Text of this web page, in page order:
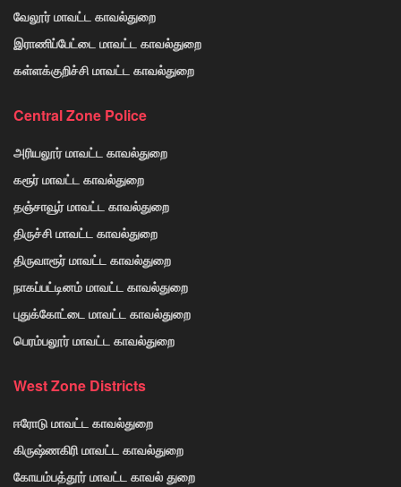
வேலூர் மாவட்ட காவல்துறை
இராணிப்பேட்டை மாவட்ட காவல்துறை
கள்ளக்குறிச்சி மாவட்ட காவல்துறை
Central Zone Police
அரியலூர் மாவட்ட காவல்துறை
கரூர் மாவட்ட காவல்துறை
தஞ்சாவூர் மாவட்ட காவல்துறை
திருச்சி மாவட்ட காவல்துறை
திருவாரூர் மாவட்ட காவல்துறை
நாகப்பட்டினம் மாவட்ட காவல்துறை
புதுக்கோட்டை மாவட்ட காவல்துறை
பெரம்பலூர் மாவட்ட காவல்துறை
West Zone Districts
ஈரோடு மாவட்ட காவல்துறை
கிருஷ்ணகிரி மாவட்ட காவல்துறை
கோயம்பத்தூர் மாவட்ட காவல் துறை